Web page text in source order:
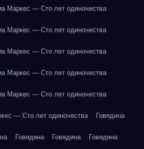
Маркес — Сто лет одиночества
Маркес — Сто лет одиночества
Маркес — Сто лет одиночества
Маркес — Сто лет одиночества
Маркес — Сто лет одиночества
— Сто лет одиночества Говядина
Говядина Говядина Говядина